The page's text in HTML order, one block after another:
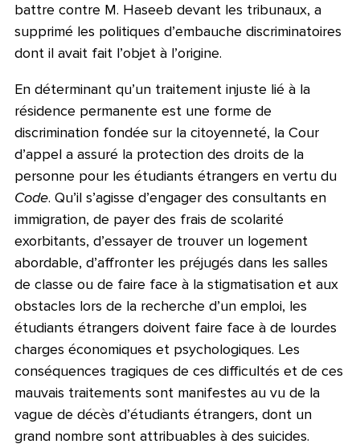
battre contre M. Haseeb devant les tribunaux, a
supprimé les politiques d’embauche discriminatoires
dont il avait fait l’objet à l’origine.
En déterminant qu’un traitement injuste lié à la
résidence permanente est une forme de
discrimination fondée sur la citoyenneté, la Cour
d’appel a assuré la protection des droits de la
personne pour les étudiants étrangers en vertu du
Code. Qu’il s’agisse d’engager des consultants en
immigration, de payer des frais de scolarité
exorbitants, d’essayer de trouver un logement
abordable, d’affronter les préjugés dans les salles
de classe ou de faire face à la stigmatisation et aux
obstacles lors de la recherche d’un emploi, les
étudiants étrangers doivent faire face à de lourdes
charges économiques et psychologiques. Les
conséquences tragiques de ces difficultés et de ces
mauvais traitements sont manifestes au vu de la
vague de décès d’étudiants étrangers, dont un
grand nombre sont attribuables à des suicides.